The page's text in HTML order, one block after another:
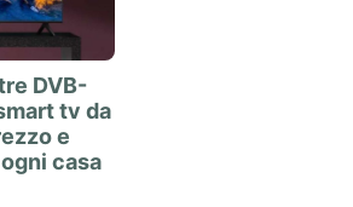
DVB-
tv da
e
casa